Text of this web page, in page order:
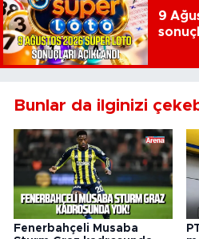
9
Bunlar da ilginizi
Fenerbahçeli Musaba